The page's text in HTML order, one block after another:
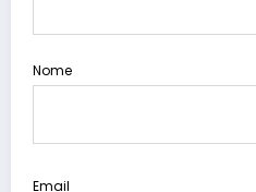
Nome
Email